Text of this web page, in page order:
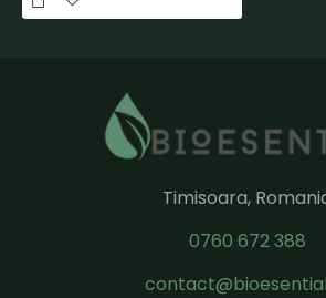
Timisoara,
0760 672 388